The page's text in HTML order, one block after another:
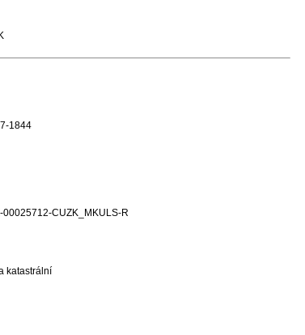
1844
00025712-CUZK_MKULS-R
katastrální